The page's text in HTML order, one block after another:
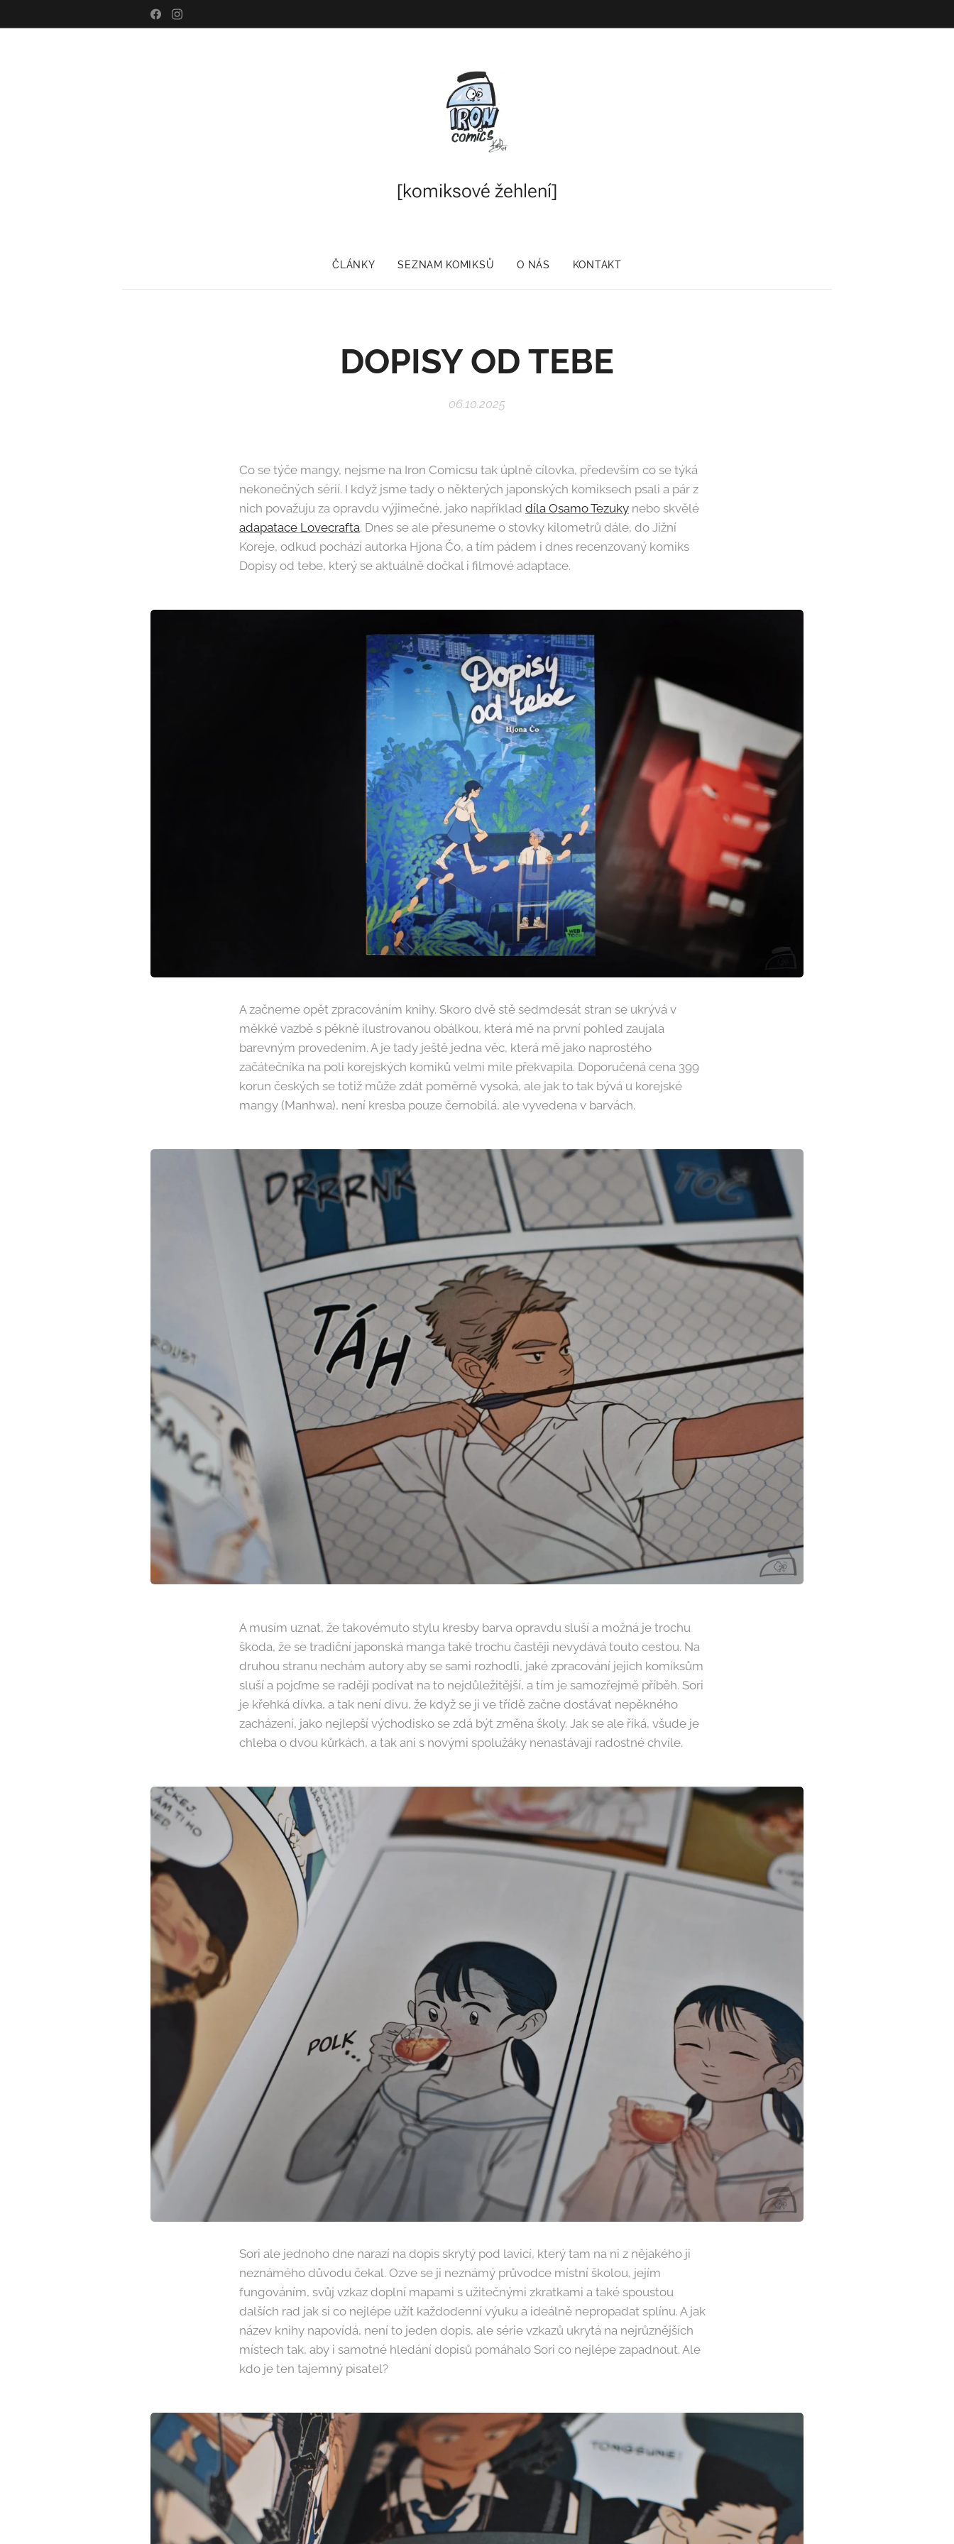
[komiksové žehlení]
ČLÁNKY SEZNAM KOMIKSŮ O NÁS KONTAKT
DOPISY OD TEBE
06.10.2025
Co se týče mangy, nejsme na Iron Comicsu tak úplně cílovka, především co se týká
nekonečných sérií. I když jsme tady o některých japonských komiksech psali a pár z
nich považuju za opravdu výjimečné, jako například díla Osamo Tezuky nebo skvělé
adapatace Lovecrafta. Dnes se ale přesuneme o stovky kilometrů dále, do Jižní
Koreje, odkud pochází autorka Hjona Čo, a tím pádem i dnes recenzovaný komiks
Dopisy od tebe, který se aktuálně dočkal i filmové adaptace.
A začneme opět zpracováním knihy. Skoro dvě stě sedmdesát stran se ukrývá v
měkké vazbě s pěkně ilustrovanou obálkou, která mě na první pohled zaujala
barevným provedením. A je tady ještě jedna věc, která mě jako naprostého
začátečníka na poli korejských komiků velmi mile překvapila. Doporučená cena 399
korun českých se totiž může zdát poměrně vysoká, ale jak to tak bývá u korejské
mangy (Manhwa), není kresba pouze černobílá, ale vyvedena v barvách.
A musím uznat, že takovémuto stylu kresby barva opravdu sluší a možná je trochu
škoda, že se tradiční japonská manga také trochu častěji nevydává touto cestou. Na
druhou stranu nechám autory aby se sami rozhodli, jaké zpracování jejich komiksům
sluší a pojďme se raději podívat na to nejdůležitější, a tím je samozřejmě příběh. Sori
je křehká dívka, a tak není divu, že když se ji ve třídě začne dostávat nepěkného
zacházení, jako nejlepší východisko se zdá být změna školy. Jak se ale říká, všude je
chleba o dvou kůrkách, a tak ani s novými spolužáky nenastávají radostné chvíle.
Sori ale jednoho dne narazí na dopis skrytý pod lavicí, který tam na ni z nějakého ji
neznámého důvodu čekal. Ozve se ji neznámý průvodce místní školou, jejím
fungováním, svůj vzkaz doplní mapami s užitečnými zkratkami a také spoustou
dalších rad jak si co nejlépe užít každodenní výuku a ideálně nepropadat splínu. A jak
název knihy napovídá, není to jeden dopis, ale série vzkazů ukrytá na nejrůznějších
místech tak, aby i samotné hledání dopisů pomáhalo Sori co nejlépe zapadnout. Ale
kdo je ten tajemný pisatel?